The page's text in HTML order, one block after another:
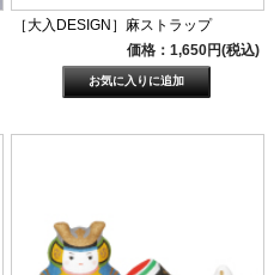
［大入DESIGN］麻ストラップ
価格：1,650円(税込)